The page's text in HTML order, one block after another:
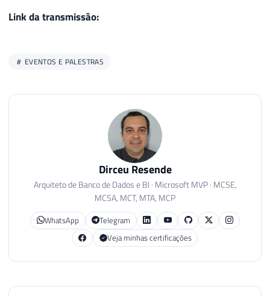
Link da transmissão:
EVENTOS E PALESTRAS
Dirceu Resende
Arquiteto de Banco de Dados e BI · Microsoft MVP · MCSE,
MCSA, MCT, MTA, MCP
WhatsApp
Telegram
Veja minhas certificações